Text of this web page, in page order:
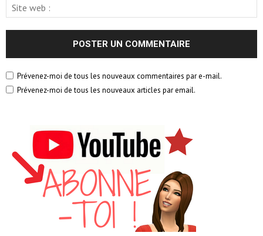
Prévenez-moi de tous les nouveaux commentaires par e-mail.
Prévenez-moi de tous les nouveaux articles par email.